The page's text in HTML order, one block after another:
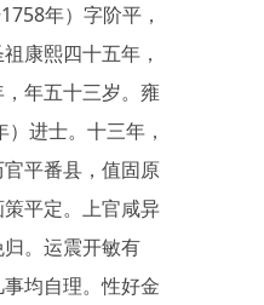
年）字阶平，
康熙四十五年，
年五十三岁。雍
进士。十三年，
平番县，值固原
平定。上官咸异
。运震开敏有
均自理。性好金